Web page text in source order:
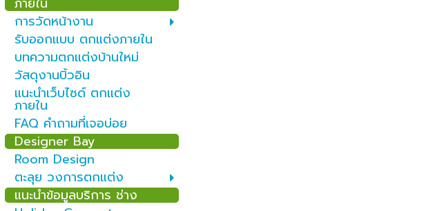
การวัดหน้างาน
รับออกแบบ ตกแต่งภายใน
บทความตกแต่งบ้านใหม่
วัสดุงานบิ้วอิน
แนะนำเว็บไซด์ ตกแต่ง
ภายใน
FAQ คำถามที่เจอบ่อย
Designer Bay
Room Design
ตะลุย วงการตกแต่ง
แนะนำข้อมูลบริการ ช่าง